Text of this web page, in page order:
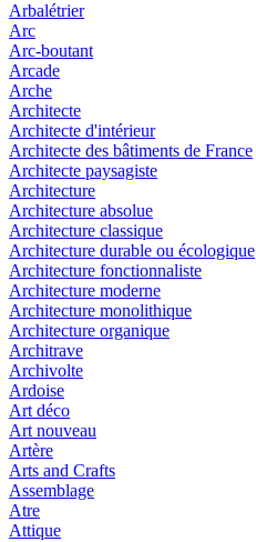
Arbalétrier
Arc
Arc-boutant
Arcade
Arche
Architecte
Architecte d'intérieur
Architecte des bâtiments de France
Architecte paysagiste
Architecture
Architecture absolue
Architecture classique
Architecture durable ou écologique
Architecture fonctionnaliste
Architecture moderne
Architecture monolithique
Architecture organique
Architrave
Archivolte
Ardoise
Art déco
Art nouveau
Artère
Arts and Crafts
Assemblage
Atre
Attique